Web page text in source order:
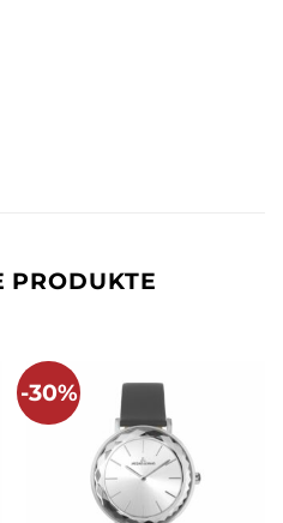
PRODUKTE
-30%